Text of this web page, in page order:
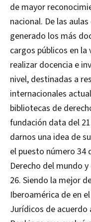
de mayor
nacional. De las
generado los más
cargos públicos en la
realizar docencia e
nivel, destinadas a
internacionales
bibliotecas de
fundación data del
darnos una idea de
el puesto número 34
Derecho del mundo
26. Siendo la mejor
Iberoamérica de en
Jurídicos de acuerdo